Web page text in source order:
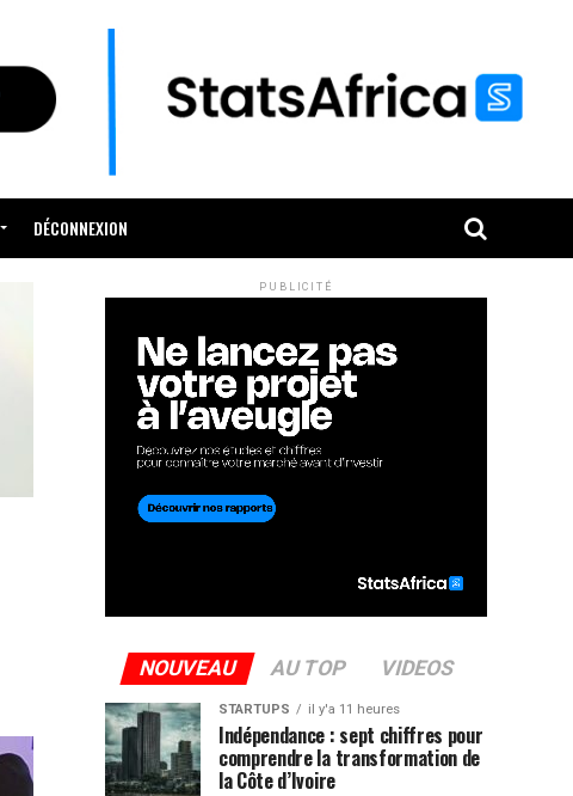
DÉCONNEXION
PUBLICITÉ
NOUVEAU AU TOP VIDEOS
STARTUPS il y'a 11 heures
Indépendance : sept chiffres pour
comprendre la transformation de
la Côte d’Ivoire